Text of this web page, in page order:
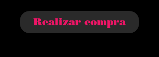
Realizar compra